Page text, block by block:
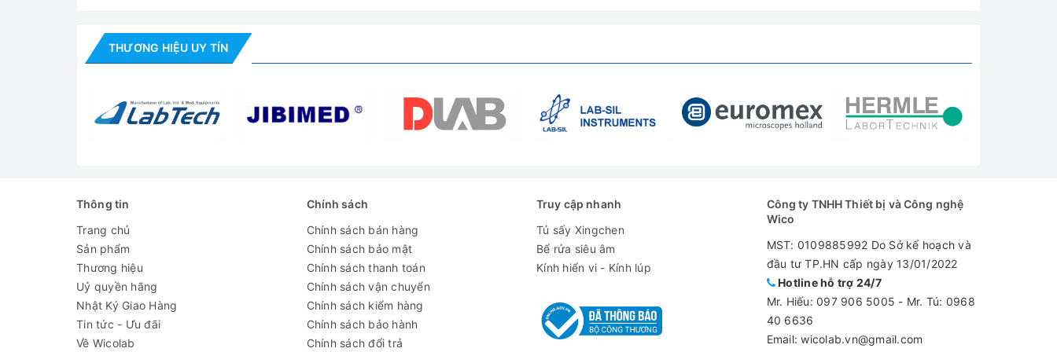
Bàn sa trượt
150 x 140 mm. Bàn sa trượt di chuyển theo hai phương X-Y 75 x 30 mm, cần điều chỉnh di chuyển
mẫu bố trí bên phải
và bộ phận giữ kính lọc
Kích thước Cao khoảng 470mm, trọng lượng: 6kg
Đánh giá
THƯƠNG HIỆU UY TÍN
Thông tin
Trang chủ
Sản phẩm
Thương hiệu
Uỷ quyền hãng
Nhật Ký Giao Hàng
Tin tức - Ưu đãi
Về Wicolab
Chính sách
Chính sách bán hàng
Chính sách bảo mật
Chính sách thanh toán
Chính sách vận chuyển
Chính sách kiểm hàng
Chính sách bảo hành
Chính sách đổi trả
Truy cập nhanh
Tủ sấy Xingchen
Bể rửa siêu âm
Kính hiển vi - Kính lúp
Công ty TNHH Thiết bị và Công nghệ
Wico
MST: 0109885992 Do Sở kế hoạch và
đầu tư TP.HN cấp ngày 13/01/2022
Hotline hỗ trợ 24/7
Mr. Hiếu: 097 906 5005 - Mr. Tú: 0968
40 6636
Email: wicolab.vn@gmail.com